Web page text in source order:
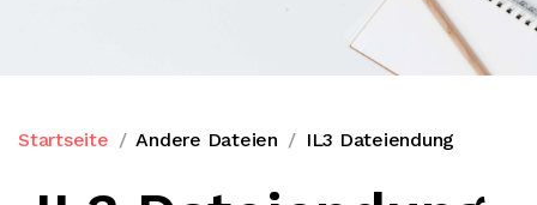
Startseite Andere Dateien IL3 Dateiendung